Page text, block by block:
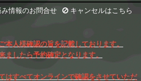
情報のお問合せ キャンセルはこちら
本人様確認の旨を記載しております。
ましたら予約確定となります。
はすべてオンラインで確認をさせていただ